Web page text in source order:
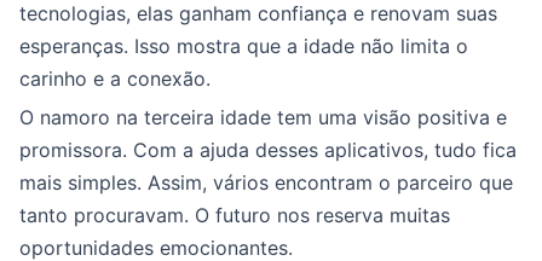
tecnologias, elas ganham confiança e renovam suas
esperanças. Isso mostra que a idade não limita o
carinho e a conexão.
O namoro na terceira idade tem uma visão positiva e
promissora. Com a ajuda desses aplicativos, tudo fica
mais simples. Assim, vários encontram o parceiro que
tanto procuravam. O futuro nos reserva muitas
oportunidades emocionantes.